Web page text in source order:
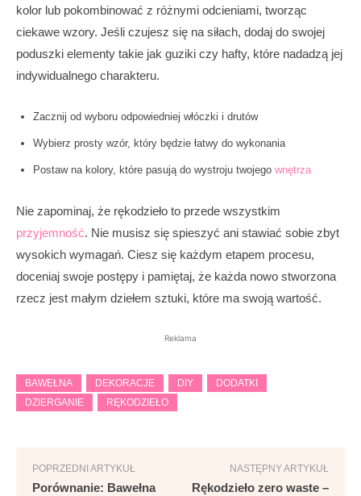
kolor lub pokombinować z różnymi odcieniami, tworząc
ciekawe wzory. Jeśli czujesz się na siłach, dodaj do swojej
poduszki elementy takie jak guziki czy hafty, które nadadzą jej
indywidualnego charakteru.
Zacznij od wyboru odpowiedniej włóczki i drutów
Wybierz prosty wzór, który będzie łatwy do wykonania
Postaw na kolory, które pasują do wystroju twojego wnętrza
Nie zapominaj, że rękodzieło to przede wszystkim
przyjemność. Nie musisz się spieszyć ani stawiać sobie zbyt
wysokich wymagań. Ciesz się każdym etapem procesu,
doceniaj swoje postępy i pamiętaj, że każda nowo stworzona
rzecz jest małym dziełem sztuki, które ma swoją wartość.
Reklama
BAWEŁNA DEKORACJE DIY
DODATKI
DZIERGANIE
RĘKODZIEŁO
POPRZEDNI ARTYKUŁ
Porównanie: Bawełna
NASTĘPNY ARTYKUŁ
Rękodzieło zero waste –